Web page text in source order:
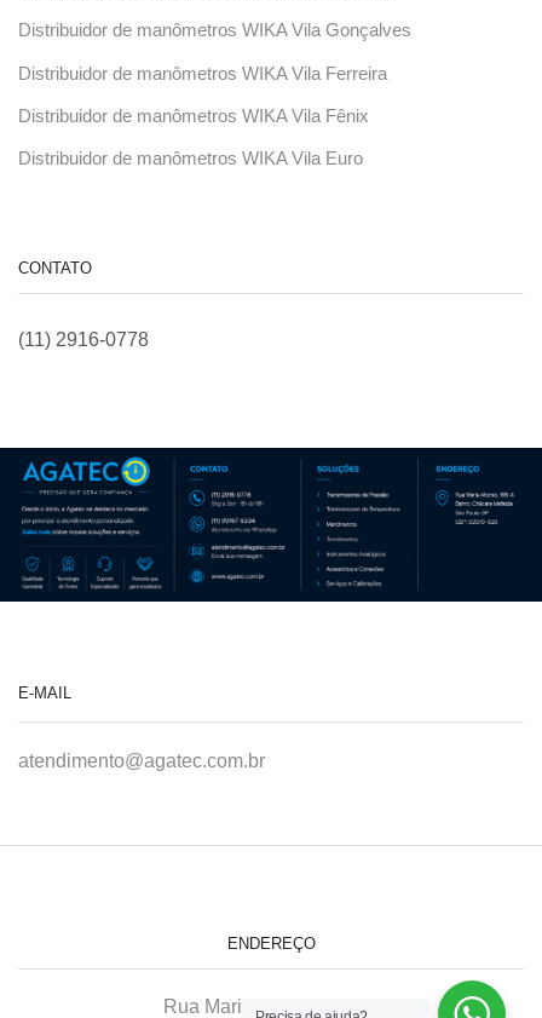
Distribuidor de manômetros WIKA Vila Gonçalves
Distribuidor de manômetros WIKA Vila Ferreira
Distribuidor de manômetros WIKA Vila Fênix
Distribuidor de manômetros WIKA Vila Euro
CONTATO
(11) 2916-0778
E-MAIL
atendimento@agatec.com.br
ENDEREÇO
Rua Maria Afonso, 166-A